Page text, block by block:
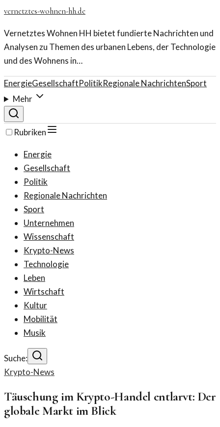
vernetztes-wohnen-hh.de
Vernetztes Wohnen HH bietet fundierte Nachrichten und
Analysen zu Themen des urbanen Lebens, der Technologie
und des Wohnens in…
EnergieGesellschaftPolitikRegionale NachrichtenSport
Mehr
Rubriken
Energie
Gesellschaft
Politik
Regionale Nachrichten
Sport
Unternehmen
Wissenschaft
Krypto-News
Technologie
Leben
Wirtschaft
Kultur
Mobilität
Musik
Suche:
Krypto-News
Täuschung im Krypto-Handel entlarvt: Der
globale Markt im Blick